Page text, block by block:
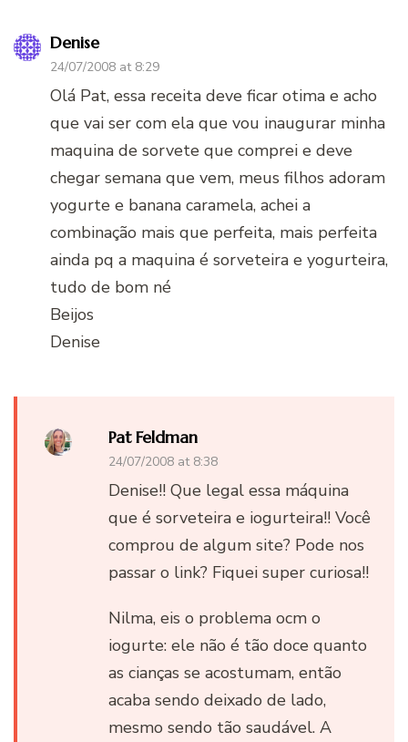
Denise
24/07/2008 at 8:29
Olá Pat, essa receita deve ficar otima e acho
que vai ser com ela que vou inaugurar minha
maquina de sorvete que comprei e deve
chegar semana que vem, meus filhos adoram
yogurte e banana caramela, achei a
combinação mais que perfeita, mais perfeita
ainda pq a maquina é sorveteira e yogurteira,
tudo de bom né
Beijos
Denise
Pat Feldman
24/07/2008 at 8:38
Denise!! Que legal essa máquina
que é sorveteira e iogurteira!! Você
comprou de algum site? Pode nos
passar o link? Fiquei super curiosa!!
Nilma, eis o problema ocm o
iogurte: ele não é tão doce quanto
as cianças se acostumam, então
acaba sendo deixado de lado,
mesmo sendo tão saudável. A